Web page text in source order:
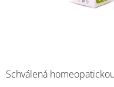
Schválená